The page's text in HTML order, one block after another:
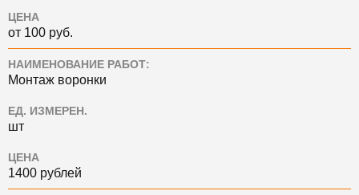
ЦЕНА
от 100 руб.
НАИМЕНОВАНИЕ РАБОТ:
Монтаж воронки
ЕД. ИЗМЕРЕН.
шт
ЦЕНА
1400 рублей